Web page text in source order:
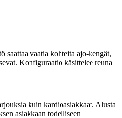
vaatia kohteita ajo-kengät,
Konfiguraatio käsittelee reuna
kuin kardioasiakkaat. Alusta
asiakkaan todelliseen